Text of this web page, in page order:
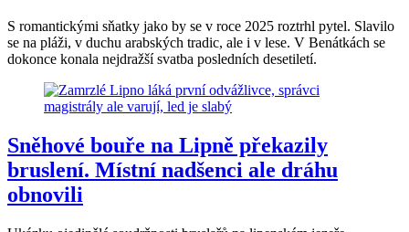
S romantickými sňatky jako by se v roce 2025 roztrhl pytel. Slavilo
se na pláži, v duchu arabských tradic, ale i v lese. V Benátkách se
dokonce konala nejdražší svatba posledních desetiletí.
Sněhové bouře na Lipně překazily
bruslení. Místní nadšenci ale dráhu
obnovili